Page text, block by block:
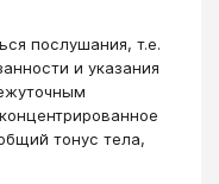
послушания, т.е.
и указания
тонус тела,